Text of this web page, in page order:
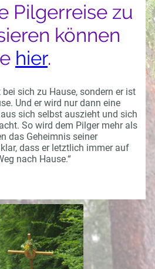
Pilgerreise zu
können
hier.
sich zu Hause, sondern er ist
Und er wird nur dann eine
sich selbst auszieht und sich
So wird dem Pilger mehr als
das Geheimnis seiner
dass er letztlich immer auf
nach Hause.“